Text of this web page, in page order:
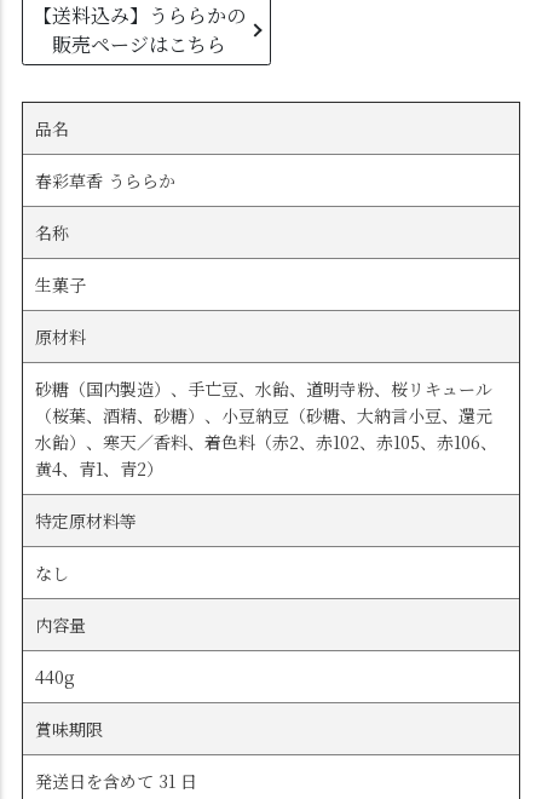
【送料込み】うららかの
販売ページはこちら
品名
春彩草香 うららか
名称
生菓子
原材料
砂糖（国内製造）、手亡豆、水飴、道明寺粉、桜リキュール
（桜葉、酒精、砂糖）、小豆納豆（砂糖、大納言小豆、還元
水飴）、寒天／香料、着色料（赤2、赤102、赤105、赤106、
黄4、青1、青2）
特定原材料等
なし
内容量
440g
賞味期限
発送日を含めて 31 日